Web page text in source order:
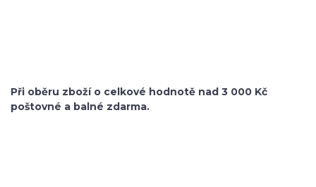
Při oběru zboží o celkové hodnotě nad 3 000 Kč
poštovné a balné zdarma.